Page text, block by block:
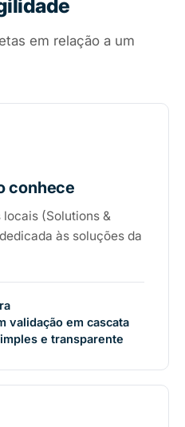
em relação a um
conhece
(Solutions &
às soluções da
validação em cascata
e transparente